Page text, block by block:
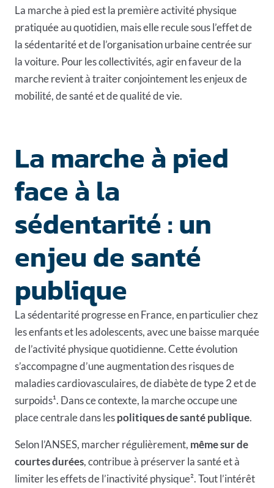
La marche à pied est la première activité physique
pratiquée au quotidien, mais elle recule sous l’effet de
la sédentarité et de l’organisation urbaine centrée sur
la voiture. Pour les collectivités, agir en faveur de la
marche revient à traiter conjointement les enjeux de
mobilité, de santé et de qualité de vie.
La marche à pied
face à la
sédentarité : un
enjeu de santé
publique
La sédentarité progresse en France, en particulier chez
les enfants et les adolescents, avec une baisse marquée
de l’activité physique quotidienne. Cette évolution
s’accompagne d’une augmentation des risques de
maladies cardiovasculaires, de diabète de type 2 et de
surpoids¹. Dans ce contexte, la marche occupe une
place centrale dans lespolitiques de santé publique.
Selon l’ANSES, marcher régulièrement, même sur de
courtes durées, contribue à préserver la santé et à
limiter les effets de l’inactivité physique². Tout l’intérêt